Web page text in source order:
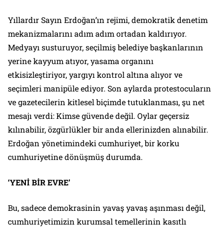
Yıllardır Sayın Erdoğan’ın rejimi, demokratik denetim
mekanizmalarını adım adım ortadan kaldırıyor.
Medyayı susturuyor, seçilmiş belediye başkanlarının
yerine kayyum atıyor, yasama organını
etkisizleştiriyor, yargıyı kontrol altına alıyor ve
seçimleri manipüle ediyor. Son aylarda protestocuların
ve gazetecilerin kitlesel biçimde tutuklanması, şu net
mesajı verdi: Kimse güvende değil. Oylar geçersiz
kılınabilir, özgürlükler bir anda ellerinizden alınabilir.
Erdoğan yönetimindeki cumhuriyet, bir korku
cumhuriyetine dönüşmüş durumda.
‘YENİ BİR EVRE’
Bu, sadece demokrasinin yavaş yavaş aşınması değil,
cumhuriyetimizin kurumsal temellerinin kasıtlı